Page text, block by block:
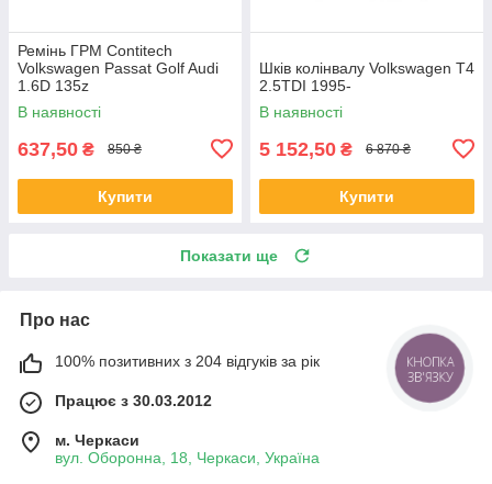
Ремінь ГРМ Contitech
Volkswagen Passat Golf Audi
1.6D 135z
В наявності
637,50 ₴ 850 ₴
Купити
Шків колінвалу Volkswagen T4
2.5TDI 1995-
В наявності
5 152,50 ₴ 6 870 ₴
Купити
Показати ще
Про нас
100% позитивних з 204 відгуків за рік
Працює з 30.03.2012
м. Черкаси
вул. Оборонна, 18, Черкаси, Україна
КНОПКА
ЗВ'ЯЗКУ